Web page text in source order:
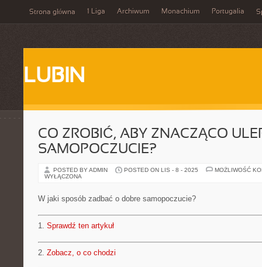
Strona główna 1 Liga Archiwum Monachium Portugalia
LUBIN
CO ZROBIĆ, ABY ZNACZĄCO
SAMOPOCZUCIE?
POSTED BY ADMIN POSTED ON LIS - 8 - 2025
MOŻLIWOŚĆ
WYŁĄCZONA
W jaki sposób zadbać o dobre samopoczucie?
1. Sprawdź ten artykuł
2. Zobacz, o co chodzi